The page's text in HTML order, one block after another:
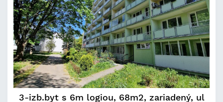
3-izb.byt s 6m logiou, 68m2, zariadený, ul